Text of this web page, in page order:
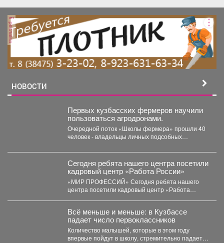
реклама
НОВОСТИ
Первых кузбасских фермеров научили
пользоваться агродронами.
Очередной поток «Школы фермера» прошли 40
человек - владельцы личных подсобных
Сегодня ребята нашего центра посетили
кадровый центр «Работа России»
«МИР ПРОФЕССИЙ» Сегодня ребята нашего
центра посетили кадровый центр «Работа
Всё меньше и меньше: в Кузбассе
падает число первоклассников
Количество малышей, которые в этом году
впервые пойдут в школу, стремительно падает в